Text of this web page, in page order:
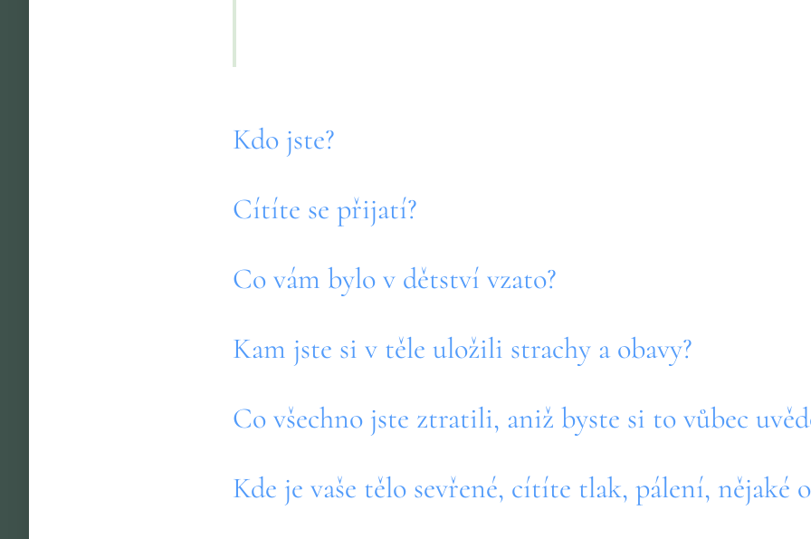
Kdo jste?
Cítíte se přijatí?
Co vám bylo v dětství vzato?
Kam jste si v těle uložili strachy a obavy?
Co všechno jste ztratili, aniž byste si to vůbec
Kde je vaše tělo sevřené, cítíte tlak, pálení, nějaké